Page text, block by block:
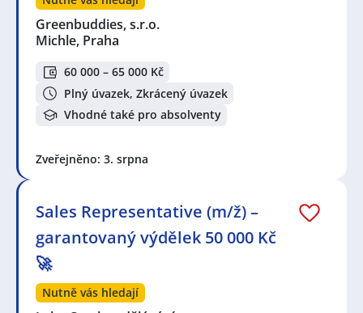
Greenbuddies, s.r.o.
Michle, Praha
60 000 – 65 000 Kč
Plný úvazek, Zkrácený úvazek
Vhodné také pro absolventy
Zveřejněno: 3. srpna
Sales Representative (m/ž) –
garantovaný výdělek 50 000 Kč
🚀
Nutně vás hledají